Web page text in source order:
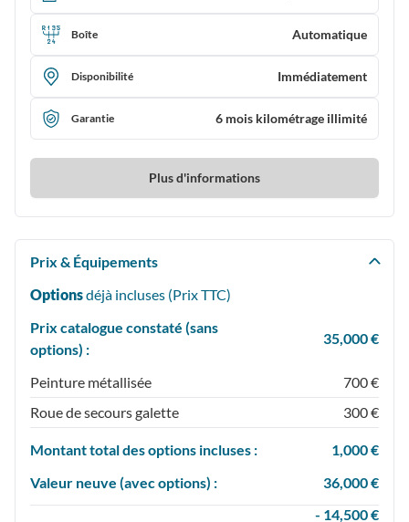
Boîte Automatique
Disponibilité Immédiatement
Garantie 6 mois kilométrage illimité
Plus d'informations
Prix & Équipements
Optionsdéjà incluses (PrixTTC)
Prix catalogue constaté (sans
options) :
35,000 €
Peinture métallisée
700 €
Roue de secours galette
300 €
Montant total des options incluses :
1,000 €
Valeur neuve (avec options) :
36,000 €
- 14,500 €